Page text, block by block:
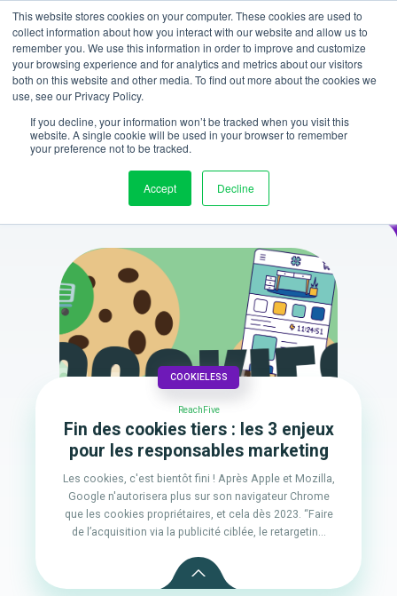
This website stores cookies on your computer. These cookies are used to
collect information about how you interact with our website and allow us to
remember you. We use this information in order to improve and customize
your browsing experience and for analytics and metrics about our visitors
both on this website and other media. To find out more about the cookies we
use, see our Privacy Policy.
If you decline, your information won’t be tracked when you visit this
website. A single cookie will be used in your browser to remember
your preference not to be tracked.
Accept Decline
Notre Blog
REACHFIVE
COOKIELESS
ReachFive
Fin des cookies tiers : les 3 enjeux
pour les responsables marketing
Les cookies, c'est bientôt fini ! Après Apple et Mozilla,
Google n'autorisera plus sur son navigateur Chrome
que les cookies propriétaires, et cela dès 2023. “Faire
de l’acquisition via la publicité ciblée, le retargetin...